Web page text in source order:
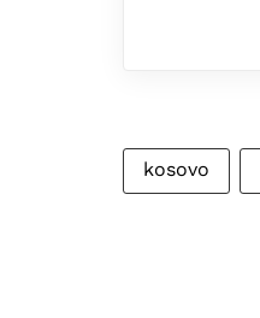
kosovo